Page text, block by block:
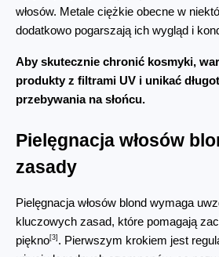
włosów. Metale ciężkie obecne w
dodatkowo pogarszają ich wygląd i
Aby skutecznie chronić kosmyki,
produkty z filtrami UV i unikać
przebywania na słońcu.
Pielęgnacja włosów
zasady
Pielęgnacja włosów blond wymaga
kluczowych zasad, które pomagają
piękno[3] . Pierwszym krokiem jest